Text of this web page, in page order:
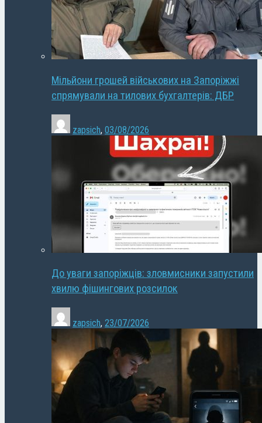
Мільйони грошей військових на Запоріжжі
спрямували на тилових бухгалтерів: ДБР
zapsich, 03/08/2026
До уваги запоріжців: зловмисники запустили
хвилю фішингових розсилок
zapsich, 23/07/2026